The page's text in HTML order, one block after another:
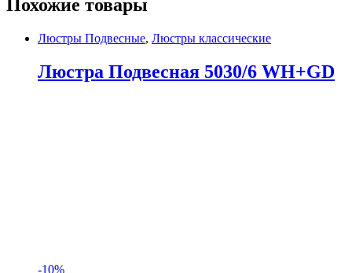
Похожие товары
Люстры Подвесные, Люстры классические
Люстра Подвесная 5030/6 WH+GD
-10%